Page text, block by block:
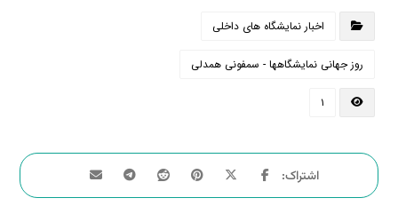
اخبار نمایشگاه های داخلی
روز جهانی نمایشگاهها - سمفونی همدلی
۱